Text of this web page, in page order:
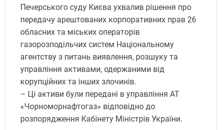
Печерського суду Києва ухвалив рішення про
передачу арештованих корпоративних прав 26
обласних та міських операторів
газорозподільчих систем Національному
агентству з питань виявлення, розшуку та
управління активами, одержаними від
корупційних та інших злочинів.
– Ці активи були передані в управління АТ
«Чорноморнафтогаз» відповідно до
розпорядження Кабінету Міністрів України.